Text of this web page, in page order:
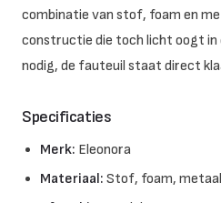
combinatie van stof, foam en
constructie die toch licht oogt in
nodig, de fauteuil staat direct
Specificaties
Merk: Eleonora
Materiaal: Stof, foam,